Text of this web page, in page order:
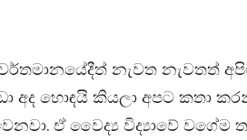
නැවත නැවතත්
අද හොඳයි කියලා අපට
ඒ වෛද්‍ය විද්‍යාවේ